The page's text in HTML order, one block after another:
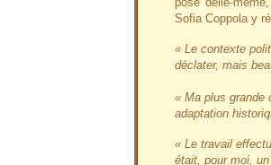
Sofia Coppola y
« Le contexte
déclater, mais
« Ma plus grande
adaptation
« Le travail
était, pour moi,